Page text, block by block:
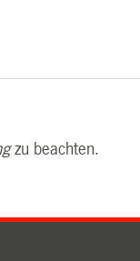
zu beachten.